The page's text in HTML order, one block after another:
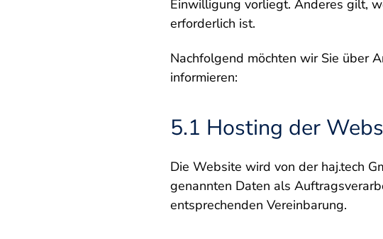
Einwilligung vorliegt. Anderes gilt,
erforderlich ist.
Nachfolgend möchten wir Sie über
informieren:
5.1 Hosting der
Die Website wird von der haj.tech
genannten Daten als
entsprechenden Vereinbarung.